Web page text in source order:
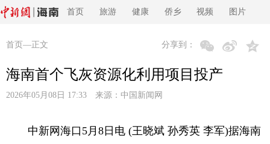
首页 旅游 健康 侨乡 视频 图片
首页 —正文 分享到：
海南首个飞灰资源化利用项目投产
2026年05月08日 17:33 来源： 中国新闻网
中新网海口5月8日电 (王晓斌 孙秀英 李军)据海南